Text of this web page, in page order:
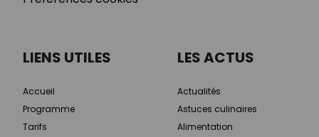
LIENS UTILES
Accueil
Programme
Tarifs
LES ACTUS
Actualités
Astuces culinaires
Alimentation